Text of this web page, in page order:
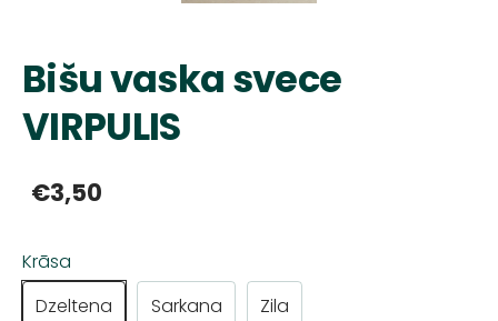
Bišu vaska svece
VIRPULIS
€3,50
Krāsa
Dzeltena
Sarkana Zila